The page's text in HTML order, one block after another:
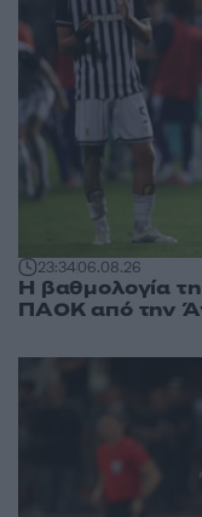
23:3406.08.26
Η βαθμολογία
ΠΑΟΚ από την